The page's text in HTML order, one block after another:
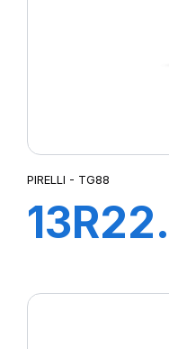
PIRELLI - TG88